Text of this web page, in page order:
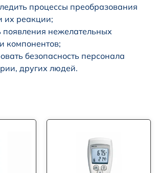
процессы преобразования
их реакции;
появления нежелательных
компонентов;
безопасность персонала
других людей.